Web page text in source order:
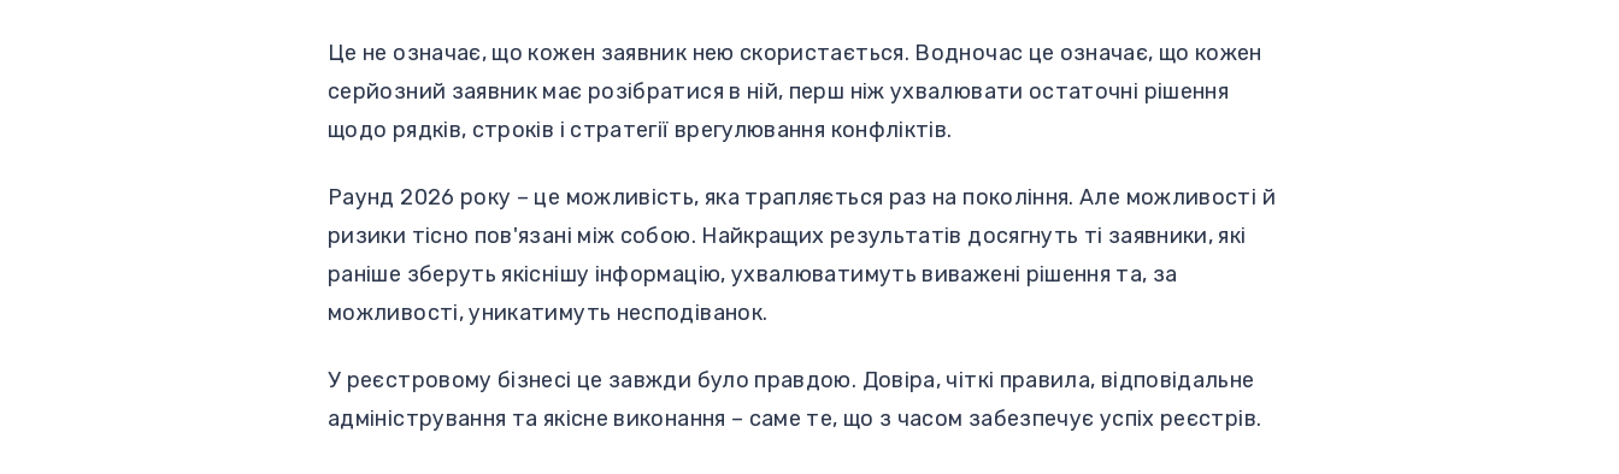
Це не означає, що кожен заявник нею скористається. Водночас це означає, що кожен
серйозний заявник має розібратися в ній, перш ніж ухвалювати остаточні рішення
щодо рядків, строків і стратегії врегулювання конфліктів.
Раунд 2026 року – це можливість, яка трапляється раз на покоління. Але можливості й
ризики тісно пов'язані між собою. Найкращих результатів досягнуть ті заявники, які
раніше зберуть якіснішу інформацію, ухвалюватимуть виважені рішення та, за
можливості, уникатимуть несподіванок.
У реєстровому бізнесі це завжди було правдою. Довіра, чіткі правила, відповідальне
адміністрування та якісне виконання – саме те, що з часом забезпечує успіх реєстрів.